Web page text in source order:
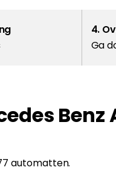
4.
Ga
Benz
automatten.